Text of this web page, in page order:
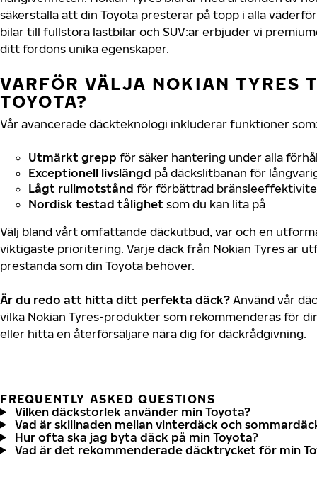
säkerställa att din Toyota presterar på topp i alla
bilar till fullstora lastbilar och SUV:ar erbjuder vi
ditt fordons unika egenskaper.
VARFÖR VÄLJA NOKIAN TYRES
TOYOTA?
Vår avancerade däckteknologi inkluderar funktioner
Utmärkt grepp för säker hantering under alla
Exceptionell livslängd på däckslitbanan för
Lågt rullmotstånd för förbättrad
Nordisk testad tålighet som du kan lita på
Välj bland vårt omfattande däckutbud, var och en
viktigaste prioritering. Varje däck från Nokian Tyres är
prestanda som din Toyota behöver.
Är du redo att hitta ditt perfekta däck? Använd vår
vilka Nokian Tyres-produkter som rekommenderas för
eller hitta en återförsäljare nära dig för däckrådgivning.
FREQUENTLY ASKED QUESTIONS
Vilken däckstorlek använder min Toyota?
Vad är skillnaden mellan vinterdäck och
Hur ofta ska jag byta däck på min Toyota?
Vad är det rekommenderade däcktrycket för min